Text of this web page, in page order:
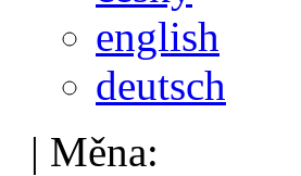
english
deutsch
| Měna: